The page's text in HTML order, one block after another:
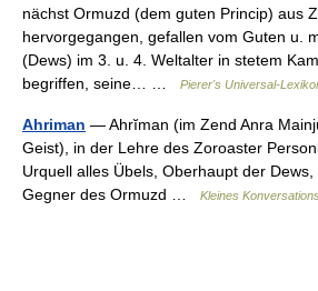
nächst Ormuzd (dem guten Princip) aus
hervorgegangen, gefallen vom Guten u.
(Dews) im 3. u. 4. Weltalter in stetem
begriffen, seine… …
Pierer's Universal-
Ahriman — Ahrĭman (im Zend Anra
Geist), in der Lehre des Zoroaster
Urquell alles Übels, Oberhaupt der Dews,
Gegner des Ormuzd …
Kleines